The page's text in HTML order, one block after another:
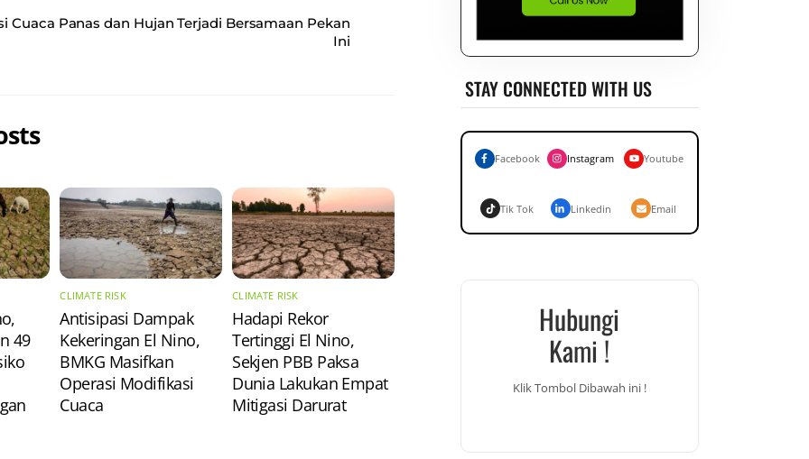
Cuaca Panas dan Hujan Terjadi Bersamaan Pekan
Ini
49
CLIMATE RISK
Antisipasi Dampak
Kekeringan El Nino,
BMKG Masifkan
Operasi Modifikasi
Cuaca
CLIMATE RISK
Hadapi Rekor
Tertinggi El Nino,
Sekjen PBB Paksa
Dunia Lakukan Empat
Mitigasi Darurat
STAY CONNECTED WITH US
Facebook Instagram Youtube
Tik Tok Linkedin Email
Hubungi
Kami !
Klik Tombol Dibawah ini !